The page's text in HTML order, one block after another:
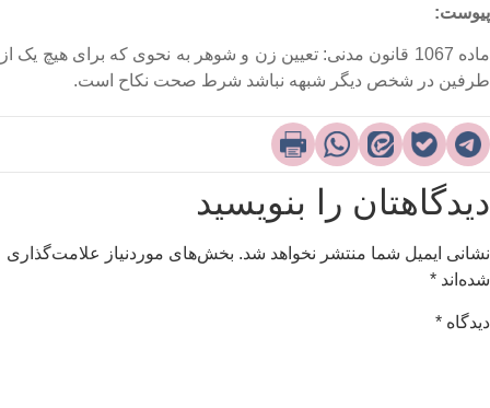
ماده 1067 قانون مدنی: تعیین زن و شوهر به نحوی که برای هیچ یک از
در شخص دیگر شبهه نباشد شرط صحت نکاح است.​
را بنویسید
ایمیل شما منتشر نخواهد شد. بخش‌های موردنیاز علامت‌گذاری
*
*